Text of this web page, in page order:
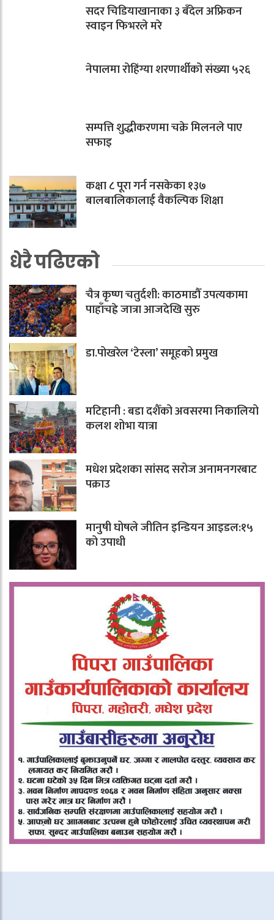
सदर चिडियाखानाका ३ बँदेल अफ्रिकन
स्वाइन फिभरले मरे
नेपालमा रोहिंग्या शरणार्थीको संख्या ५२६
सम्पत्ति शुद्धीकरणमा चक्रे मिलनले पाए
सफाइ
कक्षा ८ पूरा गर्न नसकेका १३७
बालबालिकालाई वैकल्पिक शिक्षा
धेरै पढिएको
चैत्र कृष्ण चतुर्दशी: काठमाडौँ उपत्यकामा
पाहाँचह्रे जात्रा आजदेखि सुरु
डा.पोखरेल ‘टेस्ला’ समूहको प्रमुख
मटिहानी : बडा दशैँको अवसरमा निकालियो
कलश शोभा यात्रा
मधेश प्रदेशका सांसद सरोज अनामनगरबाट
पक्राउ
मानुषी घोषले जीतिन इन्डियन आइडल:१५
को उपाधी